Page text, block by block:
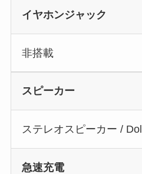
イヤホンジャック
非搭載
スピーカー
ステレオスピーカー /
急速充電